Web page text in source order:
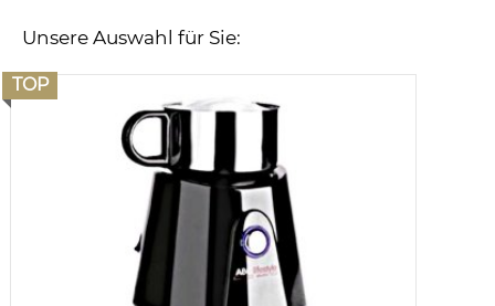
Unsere Auswahl für Sie:
TOP